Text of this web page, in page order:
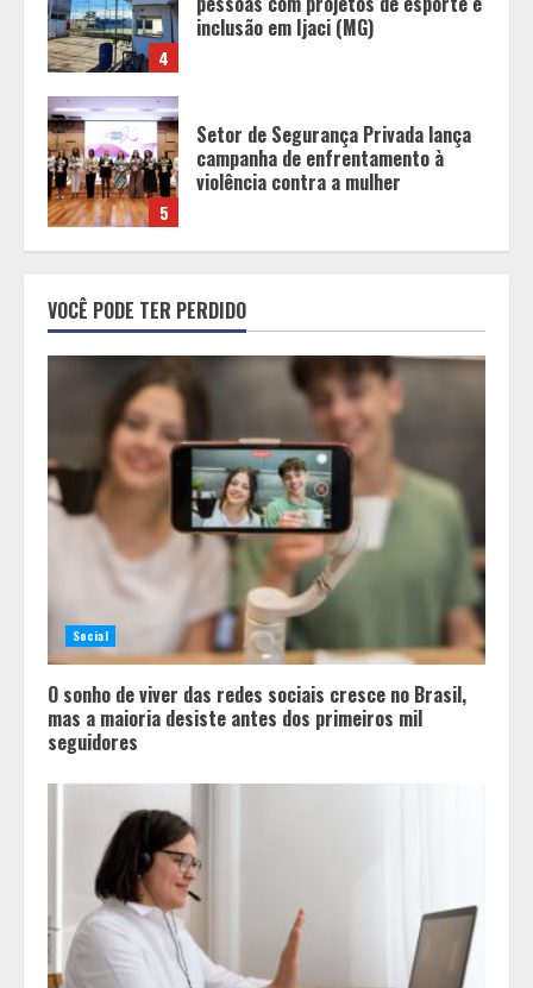
5
violência contra a mulher
1
O sonho de viver das redes sociais
cresce no Brasil, mas a maioria
desiste antes dos primeiros mil
seguidores
2
em Libras e facilita acesso
gratuito de empreendedores com
deficiência auditiva
3
Guanabara tem diversas opções de
vinhos para presentear o seu pai.
Descubra como escolher o que mais
combina com ele
Dia do Bem Fazer beneficiará 350
pessoas com projetos de esporte e
inclusão em Ijaci (MG)
VOCÊ PODE TER PERDIDO
Social
O sonho de viver das redes sociais cresce no Brasil,
mas a maioria desiste antes dos primeiros mil
seguidores